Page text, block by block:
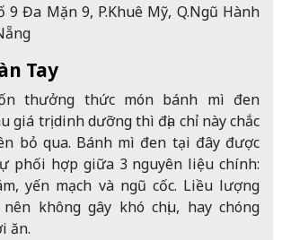
9 Đa Mặn 9, P.Khuê Mỹ, Q.Ngũ Hành
Tay
thưởng thức món bánh mì đen
giá trị dinh dưỡng thì địa chỉ này chắc
bỏ qua. Bánh mì đen tại đây được
phối hợp giữa 3 nguyên liệu chính:
yến mạch và ngũ cốc. Liều lượng
không gây khó chịu, hay chóng
ăn.